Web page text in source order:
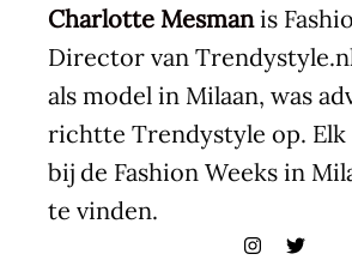
Charlotte Mesmanis
Director van
als model in Milaan, was
richtte Trendystyle op. Elk
bij de Fashion Weeks in
te vinden.